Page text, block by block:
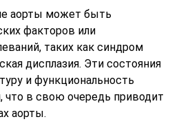
аорты может быть
факторов или
таких как синдром
дисплазия. Эти состояния
и функциональность
что в свою очередь приводит
аорты.